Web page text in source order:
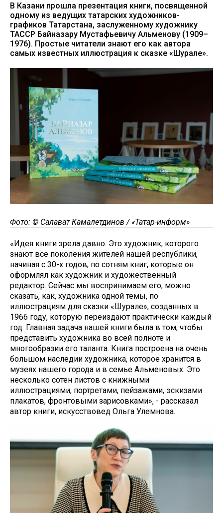
В Казани прошла презентация книги, посвященной
одному из ведущих татарских художников-
графиков Татарстана, заслуженному художнику
ТАССР Байназару Мустафьевичу Альменову (1909–
1976). Простые читатели знают его как автора
самых известных иллюстрация к сказке «Шурале».
Фото: © Салават Камалетдинов / «Татар-информ»
«Идея книги зрела давно. Это художник, которого
знают все поколения жителей нашей республики,
начиная с 30-х годов, по сотням книг, которые он
оформлял как художник и художественный
редактор. Сейчас мы воспринимаем его, можно
сказать, как, художника одной темы, по
иллюстрациям для сказки «Шурале», созданных в
1966 году, которую переиздают практически каждый
год. Главная задача нашей книги была в том, чтобы
представить художника во всей полноте и
многообразии его таланта. Книга построена на очень
большом наследии художника, которое хранится в
музеях нашего города и в семье Альменовых. Это
несколько сотен листов с книжными
иллюстрациями, портретами, пейзажами, эскизами
плакатов, фронтовыми зарисовками», - рассказал
автор книги, искусствовед Ольга Улемнова.